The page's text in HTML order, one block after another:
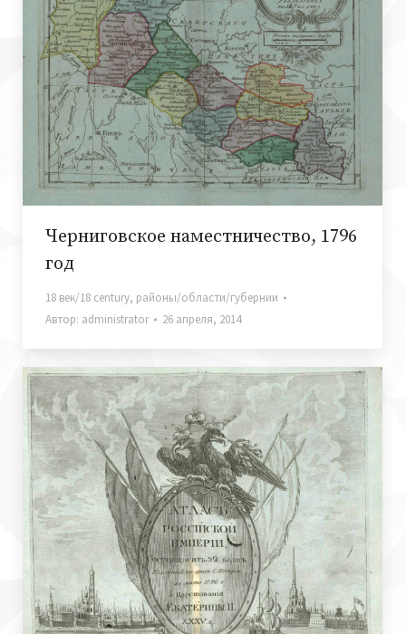
Черниговское наместничество, 1796
год
18 век/18 century, районы/области/губернии
Автор: administrator 26 апреля, 2014